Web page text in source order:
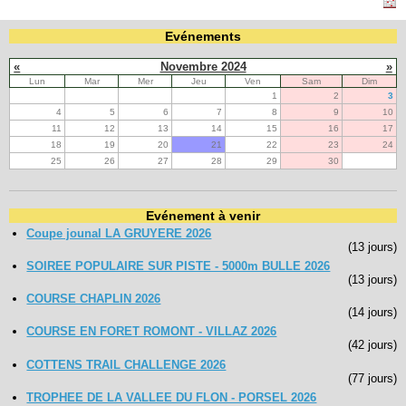
Evénements
« Novembre 2024 »
Lun Mar Mer Jeu Ven Sam
Dim
1
2
3
4
5 6 7 8 9
10
11
12 13 14 15 16
17
18
19 20 21 22 23
24
25
26 27 28 29 30
Evénement à venir
Coupe jounal LA GRUYERE 2026
(13 jours)
SOIREE POPULAIRE SUR PISTE - 5000m BULLE 2026
(13 jours)
COURSE CHAPLIN 2026
(14 jours)
COURSE EN FORET ROMONT - VILLAZ 2026
(42 jours)
COTTENS TRAIL CHALLENGE 2026
(77 jours)
TROPHEE DE LA VALLEE DU FLON - PORSEL 2026